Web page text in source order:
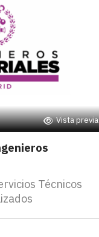
Vista previa
Técnicos